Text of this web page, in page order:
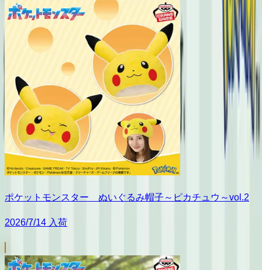
ポケットモンスター ぬいぐるみ帽子～ピカチュウ～vol.2
2026/7/14 入荷